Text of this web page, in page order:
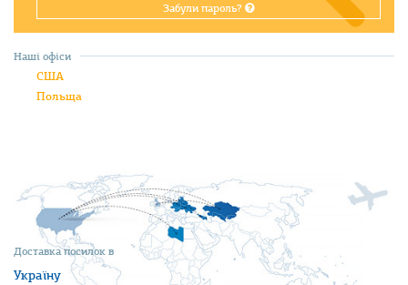
Забули пароль?
Доставка посилок в
Україну
Наші офіси
США
Польща